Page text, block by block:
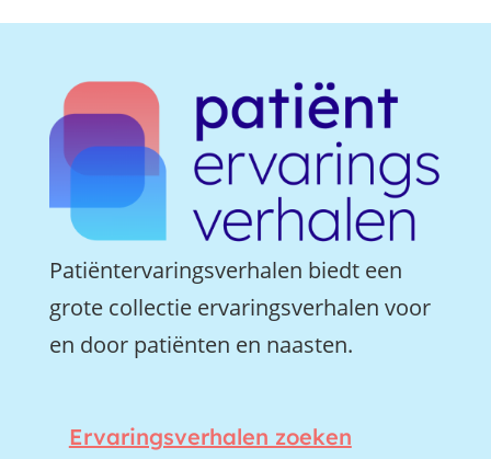
Patiëntervaringsverhalen biedt een
grote collectie ervaringsverhalen voor
en door patiënten en naasten.
Ervaringsverhalen zoeken